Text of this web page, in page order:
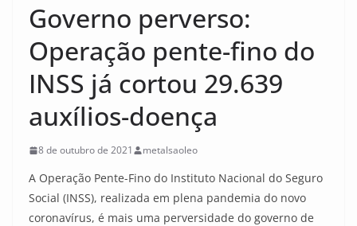
Governo perverso:
Operação pente-fino do
INSS já cortou 29.639
auxílios-doença
8 de outubro de 2021 metalsaoleo
A Operação Pente-Fino do Instituto Nacional do Seguro
Social (INSS), realizada em plena pandemia do novo
coronavírus, é mais uma perversidade do governo de